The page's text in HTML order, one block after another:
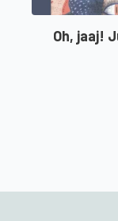
Oh, jaaj!